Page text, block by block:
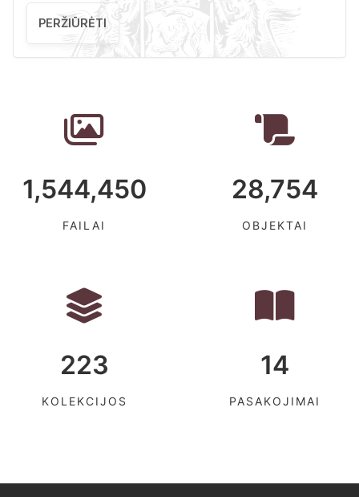
PERŽIŪRĖTI
1,544,450
FAILAI
28,754
OBJEKTAI
223
KOLEKCIJOS
14
PASAKOJIMAI